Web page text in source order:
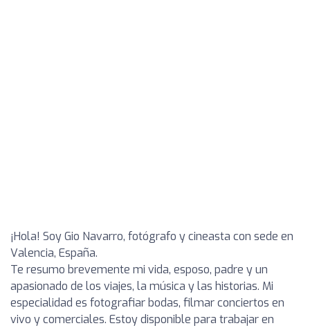
¡Hola! Soy Gio Navarro, fotógrafo y cineasta con sede en
Valencia, España.
Te resumo brevemente mi vida, esposo, padre y un
apasionado de los viajes, la música y las historias. Mi
especialidad es fotografiar bodas, filmar conciertos en
vivo y comerciales. Estoy disponible para trabajar en